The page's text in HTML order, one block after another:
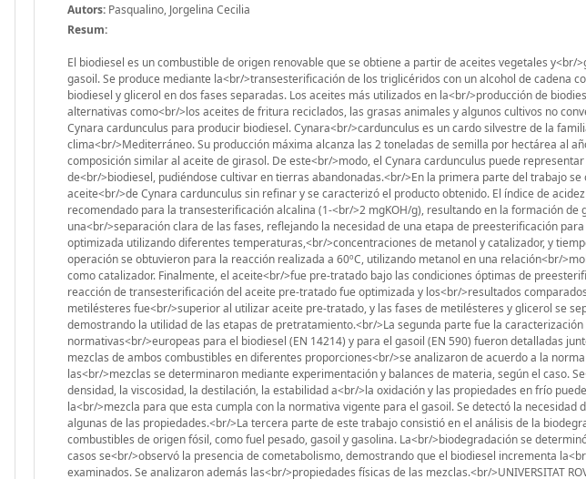
Autors: Pasqualino, Jorgelina Cecilia
Resum:
El biodiesel es un combustible de origen renovable que se obtiene a partir de aceites vegetales
gasoil. Se produce mediante la<br/>transesterificación de los triglicéridos con un alcohol de cadena
biodiesel y glicerol en dos fases separadas. Los aceites más utilizados en la<br/>producción de
alternativas como<br/>los aceites de fritura reciclados, las grasas animales y algunos cultivos no
Cynara cardunculus para producir biodiesel. Cynara<br/>cardunculus es un cardo silvestre de la
clima<br/>Mediterráneo. Su producción máxima alcanza las 2 toneladas de semilla por hectárea al
composición similar al aceite de girasol. De este<br/>modo, el Cynara cardunculus puede
de<br/>biodiesel, pudiéndose cultivar en tierras abandonadas.<br/>En la primera parte del trabajo
aceite<br/>de Cynara cardunculus sin refinar y se caracterizó el producto obtenido. El índice de
recomendado para la transesterificación alcalina (1-<br/>2 mgKOH/g), resultando en la formación de
una<br/>separación clara de las fases, reflejando la necesidad de una etapa de preesterificación
optimizada utilizando diferentes temperaturas,<br/>concentraciones de metanol y catalizador, y
operación se obtuvieron para la reacción realizada a 60ºC, utilizando metanol en una relación<br/
como catalizador. Finalmente, el aceite<br/>fue pre-tratado bajo las condiciones óptimas de
reacción de transesterificación del aceite pre-tratado fue optimizada y los<br/>resultados
metilésteres fue<br/>superior al utilizar aceite pre-tratado, y las fases de metilésteres y glicerol se
demostrando la utilidad de las etapas de pretratamiento.<br/>La segunda parte fue la caracterización
normativas<br/>europeas para el biodiesel (EN 14214) y para el gasoil (EN 590) fueron detalladas
mezclas de ambos combustibles en diferentes proporciones<br/>se analizaron de acuerdo a la
las<br/>mezclas se determinaron mediante experimentación y balances de materia, según el caso.
densidad, la viscosidad, la destilación, la estabilidad a<br/>la oxidación y las propiedades en frío
la<br/>mezcla para que esta cumpla con la normativa vigente para el gasoil. Se detectó la
algunas de las propiedades.<br/>La tercera parte de este trabajo consistió en el análisis de la
combustibles de origen fósil, como fuel pesado, gasoil y gasolina. La<br/>biodegradación se
casos se<br/>observó la presencia de cometabolismo, demostrando que el biodiesel incrementa
examinados. Se analizaron además las<br/>propiedades físicas de las mezclas.<br/>UNIVERSITAT